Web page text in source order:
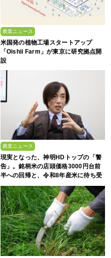
農業ニュース
米国発の植物工場スタートアップ
「Oishii Farm」が東京に研究拠点開
設
農業ニュース
現実となった、神明HDトップの「警
告」。銘柄米の店頭価格3000円台前
半への回帰と、令和8年産米に待ち受
ける“大暴落”の可能性